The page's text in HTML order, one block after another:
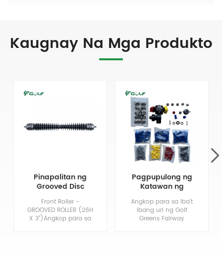
Kaugnay Na Mga Produkto
Pinapalitan ng
Grooved Disc
Inch ang AMT2968
BM25318
Front Roller -
GROOVED ROLLER (26H
X 3")Angkop para sa
Pagpupulong ng
Katawan ng
Angkop para sa iba't
ibang uri ng Golf
Greens Fairway